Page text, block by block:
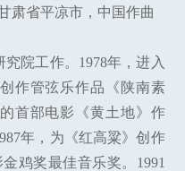
肃省平凉市，中国作曲
院工作。1978年，进入
作管弦乐作品《陕南素
首部电影《黄土地》作
年，为《红高粱》创作
鸡奖最佳音乐奖。1991